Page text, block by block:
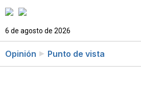
6 de agosto de 2026
Opinión Punto de vista